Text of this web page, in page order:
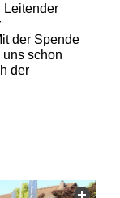
Leitender
der Spende
schon
der